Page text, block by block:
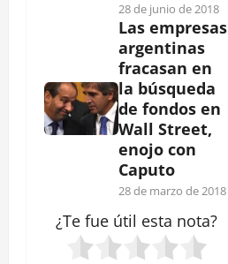
28 de junio de 2018
Las empresas
argentinas
fracasan en
la búsqueda
de fondos en
Wall Street,
enojo con
Caputo
28 de marzo de 2018
¿Te fue útil esta nota?